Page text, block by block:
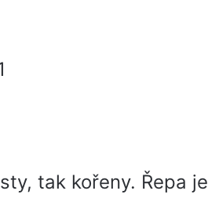
tak kořeny. Řepa je